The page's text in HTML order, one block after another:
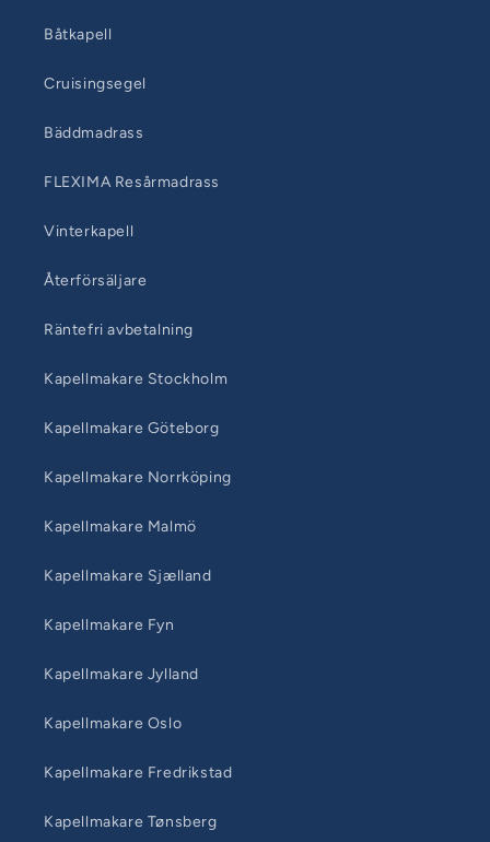
Båtkapell
Cruisingsegel
Bäddmadrass
FLEXIMA Resårmadrass
Vinterkapell
Återförsäljare
Räntefri avbetalning
Kapellmakare Stockholm
Kapellmakare Göteborg
Kapellmakare Norrköping
Kapellmakare Malmö
Kapellmakare Sjælland
Kapellmakare Fyn
Kapellmakare Jylland
Kapellmakare Oslo
Kapellmakare Fredrikstad
Kapellmakare Tønsberg